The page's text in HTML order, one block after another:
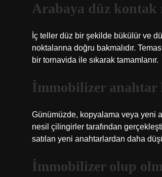
Arabaya düz kontak
İç teller düz bir şekilde bükülür ve
noktalarına doğru bakmalıdır.
bir tornavida ile sıkarak tamamlanır.
İmmobilizer anahtar
Günümüzde, kopyalama veya yeni
nesil çilingirler tarafından
satılan yeni anahtarlardan daha
İmmobilizer olup